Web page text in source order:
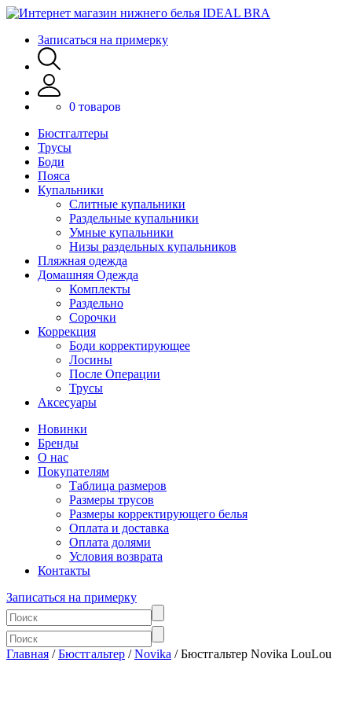
Записаться на примерку
0 товаров
Бюстгалтеры
Трусы
Боди
Пояса
Купальники
Слитные купальники
Раздельные купальники
Умные купальники
Низы раздельных купальников
Пляжная одежда
Домашняя Одежда
Комплекты
Раздельно
Сорочки
Коррекция
Боди корректирующее
Лосины
После Операции
Трусы
Аксесуары
Новинки
Бренды
О нас
Покупателям
Таблица размеров
Размеры трусов
Размеры корректирующего белья
Оплата и доставка
Оплата долями
Условия возврата
Контакты
Записаться на примерку
Главная /Бюстгальтер /Novika / Бюстгальтер Novika LouLou